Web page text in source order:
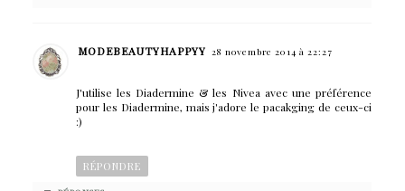
MODEBEAUTYHAPPYY 28 novembre 2014 à 22:27
J'utilise les Diadermine & les Nivea avec une préférence
pour les Diadermine, mais j'adore le pacakging de ceux-ci
:)
RÉPONDRE